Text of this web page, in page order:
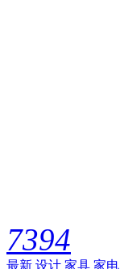
7394
最新 设计 家具 家电